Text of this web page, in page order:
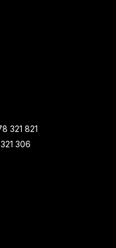
321 821
306